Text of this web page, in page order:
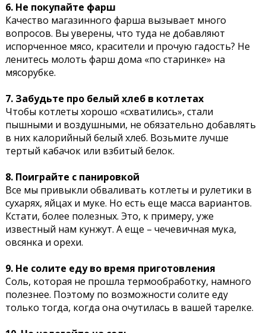
6. Не покупайте фарш
Качество магазинного фарша вызывает много
вопросов. Вы уверены, что туда не добавляют
испорченное мясо, красители и прочую гадость? Не
ленитесь молоть фарш дома «по старинке» на
мясорубке.
7. Забудьте про белый хлеб в котлетах
Чтобы котлеты хорошо «схватились», стали
пышными и воздушными, не обязательно добавлять
в них калорийный белый хлеб. Возьмите лучше
тертый кабачок или взбитый белок.
8. Поиграйте с панировкой
Все мы привыкли обваливать котлеты и рулетики в
сухарях, яйцах и муке. Но есть еще масса вариантов.
Кстати, более полезных. Это, к примеру, уже
известный нам кунжут. А еще – чечевичная мука,
овсянка и орехи.
9. Не солите еду во время приготовления
Соль, которая не прошла термообработку, намного
полезнее. Поэтому по возможности солите еду
только тогда, когда она очутилась в вашей тарелке.